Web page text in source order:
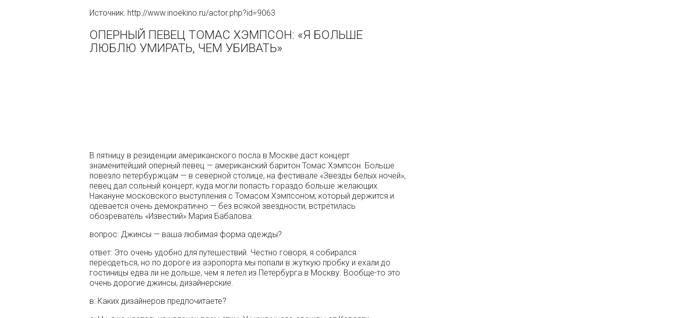
Источник: http://www.inoekino.ru/actor.php?id=9063
ОПЕРНЫЙ ПЕВЕЦ ТОМАС ХЭМПСОН: «Я БОЛЬШЕ
ЛЮБЛЮ УМИРАТЬ, ЧЕМ УБИВАТЬ»
В пятницу в резиденции американского посла в Москве даст концерт
знаменитейший оперный певец — американский баритон Томас Хэмпсон. Больше
повезло петербуржцам — в северной столице, на фестивале «Звезды белых ночей»,
певец дал сольный концерт, куда могли попасть гораздо больше желающих.
Накануне московского выступления с Томасом Хэмпсоном, который держится и
одевается очень демократично — без всякой звездности, встретилась
обозреватель «Известий» Мария Бабалова.
вопрос: Джинсы — ваша любимая форма одежды?
ответ: Это очень удобно для путешествий. Честно говоря, я собирался
переодеться, но по дороге из аэропорта мы попали в жуткую пробку и ехали до
гостиницы едва ли не дольше, чем я летел из Петербурга в Москву. Вообще-то это
очень дорогие джинсы, дизайнерские.
в: Каких дизайнеров предпочитаете?